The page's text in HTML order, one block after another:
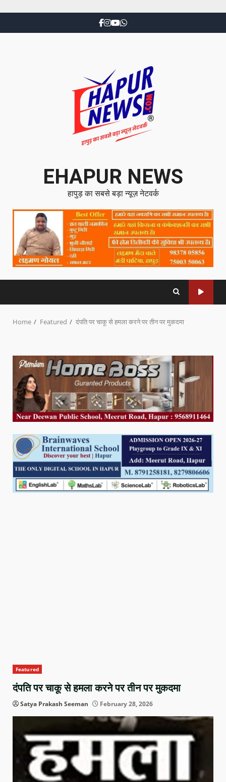
EHAPUR NEWS
हापुड़ का सबसे बड़ा न्यूज़ नेटवर्क
Home Featured दंपति पर चाकू से हमला करने पर तीन पर मुकदमा
Featured
दंपति पर चाकू से हमला करने पर तीन पर मुकदमा
Satya Prakash Seeman February 28, 2026